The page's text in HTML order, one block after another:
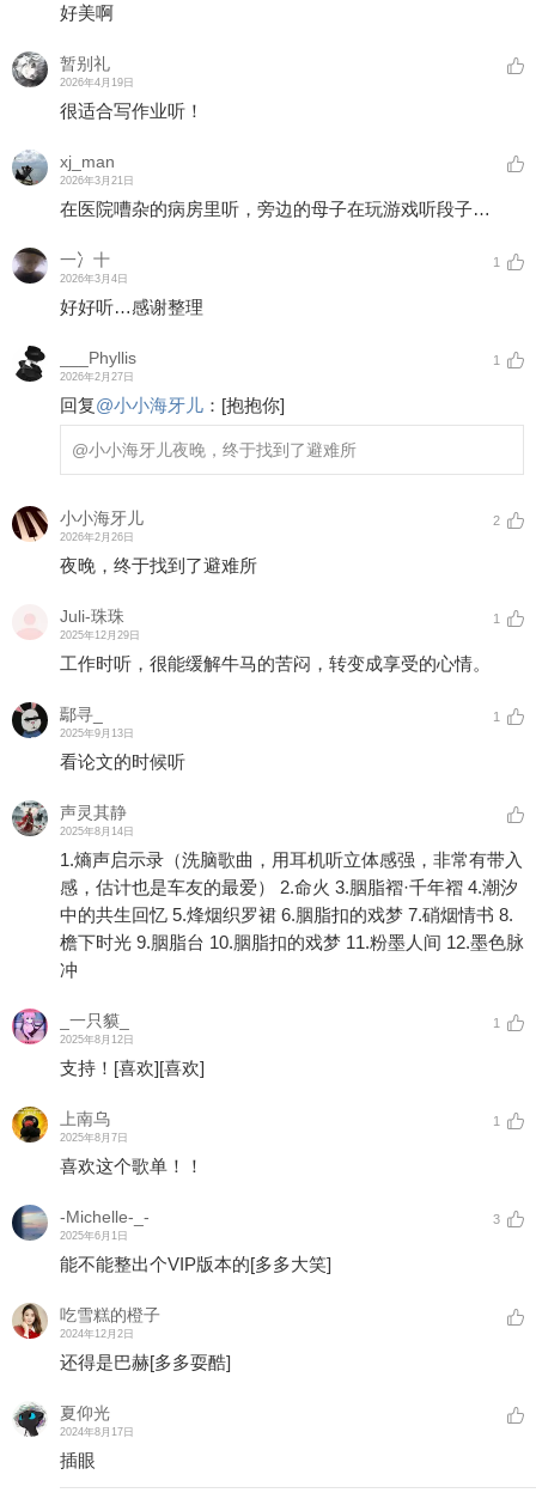
好美啊
暂别礼
2026年4月19日
很适合写作业听！
xj_man
2026年3月21日
在医院嘈杂的病房里听，旁边的母子在玩游戏听段子…
一冫十
2026年3月4日
1
好好听…感谢整理
___Phyllis
2026年2月27日
1
回复@小小海牙儿 ： [抱抱你]
@小小海牙儿夜晚，终于找到了避难所
小小海牙儿
2026年2月26日
2
夜晚，终于找到了避难所
Juli-珠珠
2025年12月29日
1
工作时听，很能缓解牛马的苦闷，转变成享受的心情。
鄢寻_
2025年9月13日
1
看论文的时候听
声灵其静
2025年8月14日
1.熵声启示录（洗脑歌曲，用耳机听立体感强，非常有带入
感，估计也是车友的最爱） 2.命火 3.胭脂褶·千年褶 4.潮汐
中的共生回忆 5.烽烟织罗裙 6.胭脂扣的戏梦 7.硝烟情书 8.
檐下时光 9.胭脂台 10.胭脂扣的戏梦 11.粉墨人间 12.墨色脉
冲
_一只貘_
2025年8月12日
1
支持！ [喜欢][喜欢]
上南乌
2025年8月7日
1
喜欢这个歌单！！
-Michelle-_-
2025年6月1日
3
能不能整出个VIP版本的[多多大笑]
吃雪糕的橙子
2024年12月2日
还得是巴赫[多多耍酷]
夏仰光
2024年8月17日
插眼